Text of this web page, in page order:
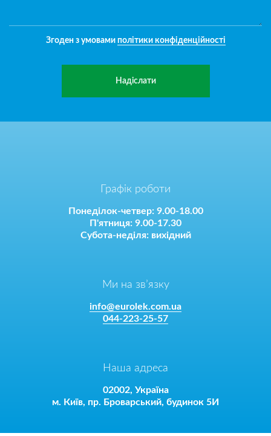
Згоден з умовами політики конфіденційності
Надіслати
Графік роботи
Понеділок-четвер: 9.00-18.00
П'ятниця: 9.00-17.30
Субота-неділя: вихідний
Ми на зв’язку
info@eurolek.com.ua
044-223-25-57
Наша адреса
02002, Україна
м. Київ, пр. Броварський, будинок 5И